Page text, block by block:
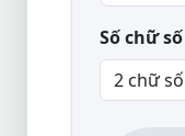
Số chữ